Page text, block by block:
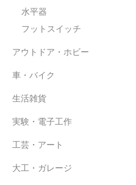
生活雑貨
大工・ガレージ
アウトレット品
まとめ売り
水平器
フットスイッチ
アウトドア・ホビー
車・バイク
生活雑貨
実験・電子工作
工芸・アート
大工・ガレージ